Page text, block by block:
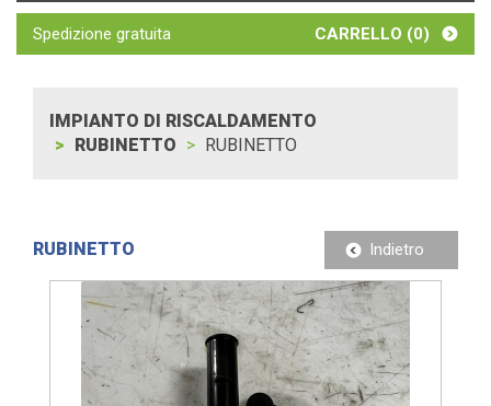
Spedizione gratuita CARRELLO (0)
IMPIANTO DI RISCALDAMENTO
RUBINETTO
RUBINETTO
Indietro
RUBINETTO